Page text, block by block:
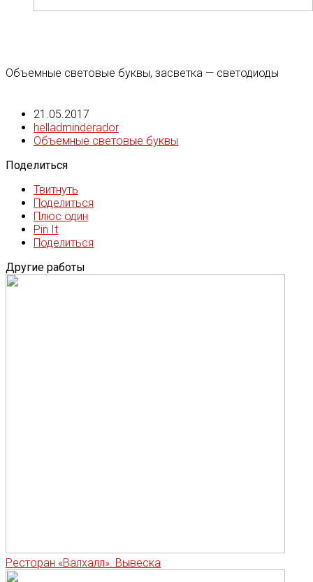
Объемные световые буквы, засветка — светодиоды
21.05.2017
helladminderador
Объемные световые буквы
Поделиться
Твитнуть
Поделиться
Плюс один
Pin It
Поделиться
Другие работы
Ресторан «Валхалл». Вывеска